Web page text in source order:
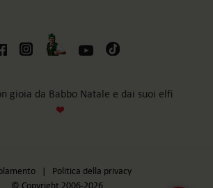
gioia da Babbo Natale e dai suoi elfi
| Politica della privacy
© Copyright 2006-2026